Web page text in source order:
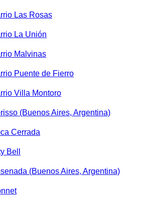
Las Rosas
La Unión
Malvinas
Puente de Fierro
Villa Montoro
(Buenos Aires, Argentina)
Cerrada
Bell
(Buenos Aires, Argentina)